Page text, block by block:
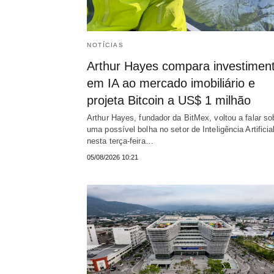
NOTÍCIAS
Arthur Hayes compara
em IA ao mercado imobiliário e
projeta Bitcoin a US$ 1 milhão
Arthur Hayes, fundador da BitMex, voltou a falar
uma possível bolha no setor de Inteligência
nesta terça-feira…
05/08/2026 10:21